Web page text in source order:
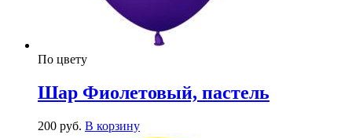
По цвету
Шар Фиолетовый, пастель
200 руб. В корзину